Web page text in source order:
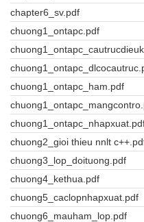
chapter6_sv.pdf
chuong1_ontapc.pdf
chuong1_ontapc_ham.pdf
chuong2_gioi thieu nnlt
chuong3_lop_doituong.pdf
chuong4_kethua.pdf
chuong5_caclopnhapxuat.pdf
chuong6_mauham_lop.pdf